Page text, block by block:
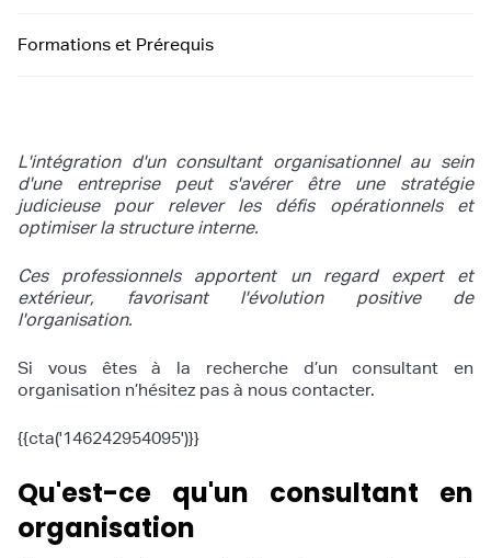
Formations et Prérequis
L'intégration d'un consultant organisationnel au sein
d'une entreprise peut s'avérer être une stratégie
judicieuse pour relever les défis opérationnels et
optimiser la structure interne.
Ces professionnels apportent un regard expert et
extérieur, favorisant l'évolution positive de
l'organisation.
Si vous êtes à la recherche d’un consultant en
organisation n’hésitez pas à nous contacter.
{{cta('146242954095')}}
Qu'est-ce qu'un consultant en
organisation